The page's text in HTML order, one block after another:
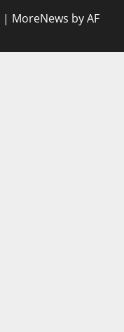
| MoreNews by AF